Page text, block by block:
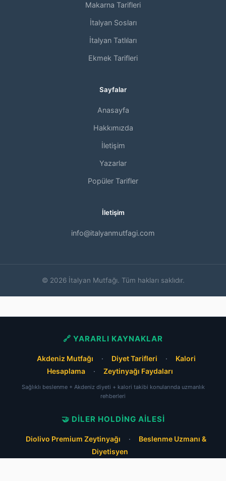
Makarna Tarifleri
İtalyan Sosları
İtalyan Tatlıları
Ekmek Tarifleri
Sayfalar
Anasayfa
Hakkımızda
İletişim
Yazarlar
Popüler Tarifler
İletişim
info@italyanmutfagi.com
© 2026 İtalyan Mutfağı. Tüm hakları saklıdır.
🔗 YARARLI KAYNAKLAR
Akdeniz Mutfağı · Diyet Tarifleri ·
Kalori
Hesaplama
· Zeytinyağı Faydaları
Sağlıklı beslenme + Akdeniz diyeti + kalori takibi konularında uzmanlık
rehberleri
🤝 DILER HOLDING AILESI
Diolivo Premium Zeytinyağı ·
Beslenme Uzmanı &
Diyetisyen